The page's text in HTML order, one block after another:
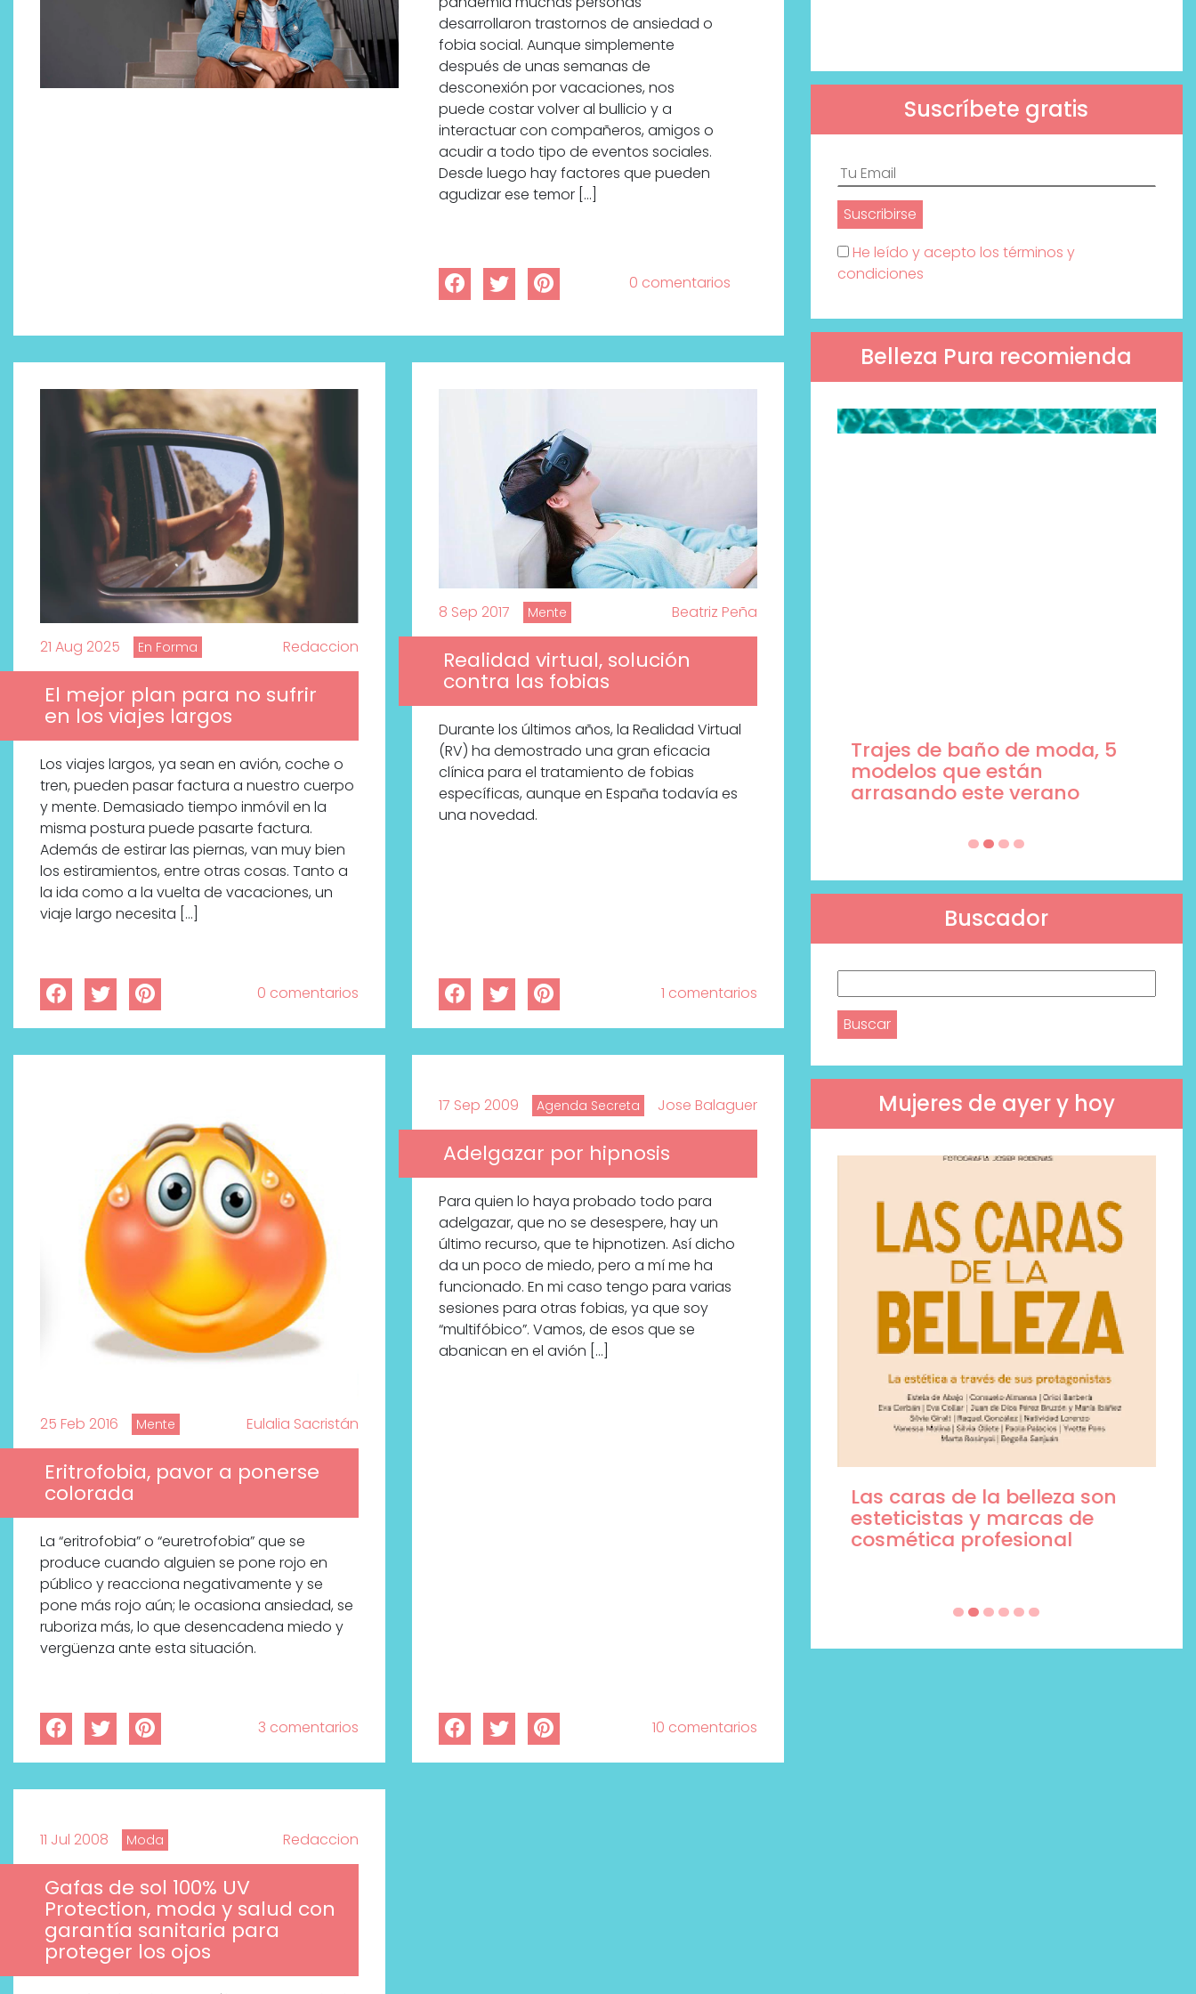
desarrollaron trastornos de ansiedad o
fobia social. Aunque simplemente
después de unas semanas de
desconexión por vacaciones, nos
puede costar volver al bullicio y a
interactuar con compañeros, amigos o
acudir a todo tipo de eventos sociales.
Desde luego hay factores que pueden
agudizar ese temor […]
0 comentarios
21 Aug 2025 En Forma Redaccion
El mejor plan para no sufrir
en los viajes largos
Los viajes largos, ya sean en avión, coche o
tren, pueden pasar factura a nuestro cuerpo
y mente. Demasiado tiempo inmóvil en la
misma postura puede pasarte factura.
Además de estirar las piernas, van muy bien
los estiramientos, entre otras cosas. Tanto a
la ida como a la vuelta de vacaciones, un
viaje largo necesita […]
0 comentarios
8 Sep 2017 Mente Beatriz Peña
Realidad virtual, solución
contra las fobias
Durante los últimos años, la Realidad Virtual
(RV) ha demostrado una gran eficacia
clínica para el tratamiento de fobias
específicas, aunque en España todavía es
una novedad.
1 comentarios
25 Feb 2016 Mente Eulalia Sacristán
Eritrofobia, pavor a ponerse
colorada
La “eritrofobia” o “euretrofobia” que se
produce cuando alguien se pone rojo en
público y reacciona negativamente y se
pone más rojo aún; le ocasiona ansiedad, se
ruboriza más, lo que desencadena miedo y
vergüenza ante esta situación.
3 comentarios
17 Sep 2009 Agenda Secreta Jose Balaguer
Adelgazar por hipnosis
Para quien lo haya probado todo para
adelgazar, que no se desespere, hay un
último recurso, que te hipnotizen. Así dicho
da un poco de miedo, pero a mí me ha
funcionado. En mi caso tengo para varias
sesiones para otras fobias, ya que soy
“multifóbico”. Vamos, de esos que se
abanican en el avión […]
10 comentarios
11 Jul 2008 Moda Redaccion
Gafas de sol 100% UV
Protection, moda y salud con
garantía sanitaria para
proteger los ojos
Suscríbete gratis
He leído y acepto los términos y
condiciones
Belleza Pura recomienda
Descubre cómo la cosmética
profesional va desde las
cabinas a tu rutina diaria
Por qué los bálsamos de CBD
tópico se han convertido en
uno de los productos de
bienestar más buscados
Trajes de baño de moda, 5
modelos que están
arrasando este verano
Buscador
Mujeres de ayer y hoy
¿Qué revelan las zapatillas
de Alexia Putellas para Nike
sobre la nueva era del
objeto-artista?
Las caras de la belleza son
esteticistas y marcas de
cosmética profesional